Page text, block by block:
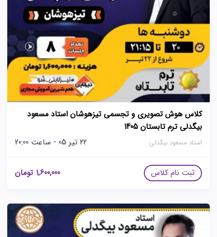
کلاس هوش تصویری و تجسمی تیزهوشان استاد مسعود
بیگدلی ترم تابستان 1405
استاد مسعود بیگدلی 22 تیر 05 - ساعت 20:00
ثبت نام کلاس 1,600,000 تومان